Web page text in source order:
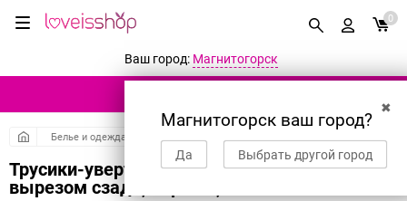
0
Ваш город: Магнитогорск
✖
Магнитогорск ваш город?
Да Выбрать другой город
Белье и одежда
Трусики-уверты Angels Never Sin Santige с
вырезом сзади, черные, M